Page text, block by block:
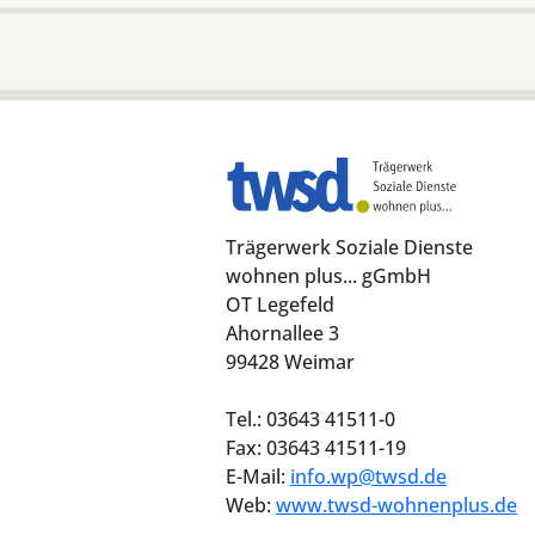
Trägerwerk Soziale Dienste
wohnen plus... gGmbH
OT Legefeld
Ahornallee 3
99428 Weimar
Tel.: 03643 41511-0
Fax: 03643 41511-19
E-Mail: info.wp@twsd.de
Web: www.twsd-wohnenplus.de